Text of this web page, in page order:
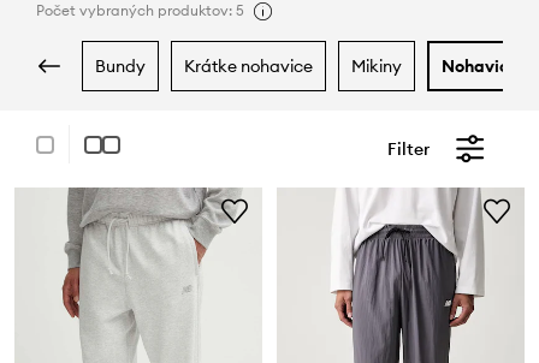
Počet vybraných produktov: 5
bundy krátke nohavice mikiny nohavice
Filter